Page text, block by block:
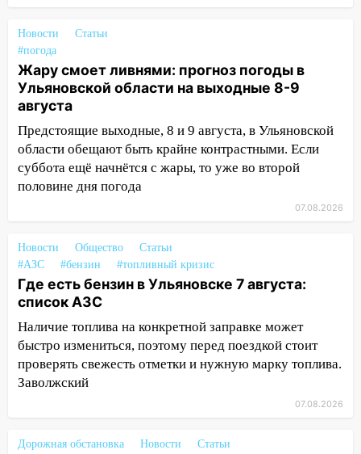
09:52
Ночью беспилотники сбили над
соседними Татарстаном и Саратовской
областью
09:41 Диана Шурыгина уверовала в
Бога в СИЗО
09:35 В Ульяновске директора фирмы
будут судить за неуплату налогов на 48
млн рублей
07:20 Жара возвращается: ожидается
знойный и сухой четверг
06:00
Под Ульяновском при развороте
пострадал 38-летний водитель
иномарки
05:00 «Каждая пятая женщина и каждый
второй мужчина в мире сталкиваются с
алопецией»: врач рассказал, чем может
справиться
Новости
Статьи
#погода
Жару смоет ливнями: прогноз погоды в
Ульяновской области на выходные 8-9
августа
Предстоящие выходные, 8 и 9 августа, в Ульяновской
области обещают быть крайне контрастными. Если
суббота ещё начнётся с жары, то уже во второй
половине дня погода
07.08.2026
Новости Общество
Статьи
#АЗС
#бензин #топливный кризис
Где есть бензин в Ульяновске 7 августа:
список АЗС
Наличие топлива на конкретной заправке может
быстро измениться, поэтому перед поездкой стоит
проверять свежесть отметки и нужную марку топлива.
Заволжский
07.08.2026
Дорожная обстановка Новости
Статьи